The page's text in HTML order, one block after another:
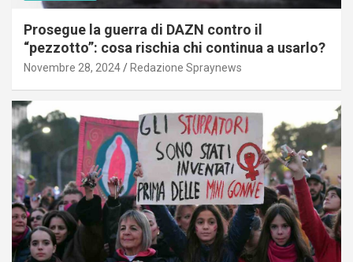
Prosegue la guerra di DAZN contro il
“pezzotto”: cosa rischia chi continua a usarlo?
Novembre 28, 2024 Redazione Spraynews